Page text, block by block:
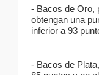
- Bacos de Oro,
obtengan una
inferior a 93
- Bacos de